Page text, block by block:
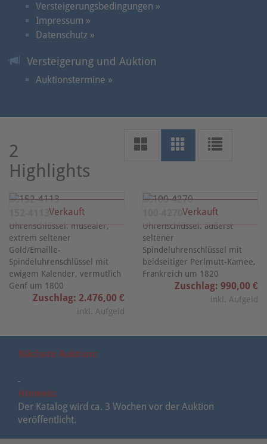
Versteigerungsbedingungen »
Impressum »
Datenschutz »
Versteigerung und Auktion
Auktionstermine »
2
Highlights
Verkauft
152-4113
Uhrenschlüssel: musealer,
extrem seltener
Gold/Emaille-
Spindeluhrenschlüssel mit
ewigem Kalender, vermutlich
Genf um 1800
Zuschlag: 2.476,00 €
inkl. Aufgeld
Verkauft
100-4270
Uhrenschlüssel: äußerst
seltener
Spindeluhrenschlüssel mit
beidseitiger Perlmutt-Kamee,
Frankreich um 1820
Zuschlag: 990,00 €
inkl. Aufgeld
Nächste Auktion:
-
Hinweis:
Der Katalog wird ca. 3 Wochen vor der Auktion
veröffentlicht.